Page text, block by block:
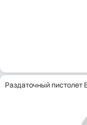
Раздаточный пистолет